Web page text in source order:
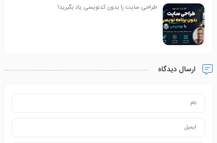
طراحی سایت را بدون کدنویسی یاد بگیرید!
ارسال دیدگاه